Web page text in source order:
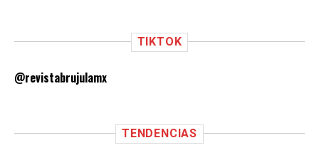
TIKTOK
@revistabrujulamx
TENDENCIAS